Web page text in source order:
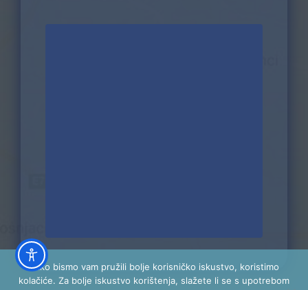
Kako bismo vam pružili bolje korisničko iskustvo, koristimo
kolačiće. Za bolje iskustvo korištenja, slažete li se s upotrebom